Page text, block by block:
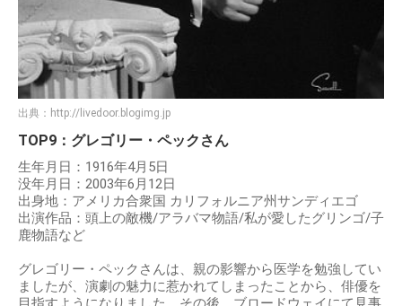
出典： http://livedoor.blogimg.jp
TOP9：グレゴリー・ペックさん
生年月日：1916年4月5日
没年月日：2003年6月12日
出身地：アメリカ合衆国 カリフォルニア州サンディエゴ
出演作品：頭上の敵機/アラバマ物語/私が愛したグリンゴ/子
鹿物語など
グレゴリー・ペックさんは、親の影響から医学を勉強してい
ましたが、演劇の魅力に惹かれてしまったことから、俳優を